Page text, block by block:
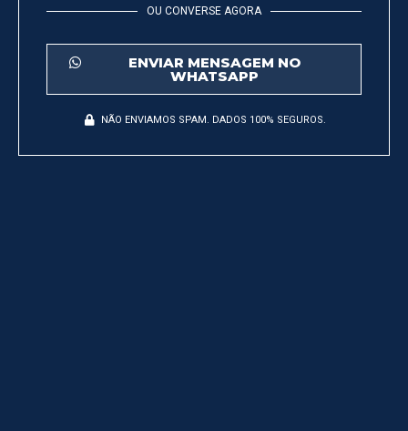
OU CONVERSE AGORA
ENVIAR MENSAGEM NO
WHATSAPP
NÃO ENVIAMOS SPAM. DADOS 100% SEGUROS.